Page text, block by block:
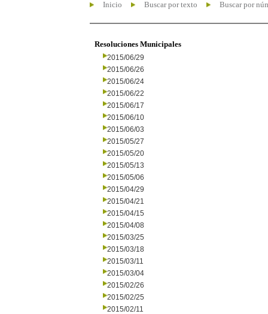
Inicio Buscar por texto Buscar por
Resoluciones Municipales
2015/06/29
2015/06/26
2015/06/24
2015/06/22
2015/06/17
2015/06/10
2015/06/03
2015/05/27
2015/05/20
2015/05/13
2015/05/06
2015/04/29
2015/04/21
2015/04/15
2015/04/08
2015/03/25
2015/03/18
2015/03/11
2015/03/04
2015/02/26
2015/02/25
2015/02/11